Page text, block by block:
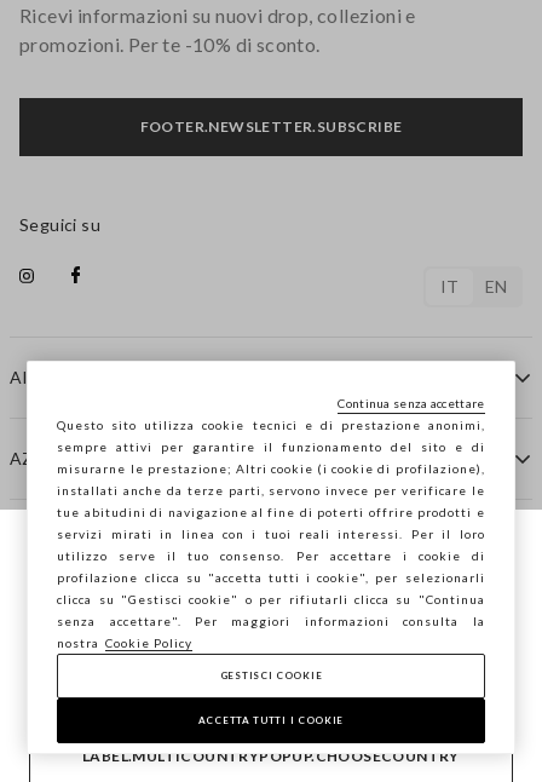
AIUTO
AZIENDA
CONTATTI
STEFANEL LOUNGE
Ricevi informazioni su nuovi drop, collezioni e
promozioni. Per te -10% di sconto.
FOOTER.NEWSLETTER.SUBSCRIBE
Seguici su
IT EN
Copyright © Ovs S.p.A. P.Iva 04240010274 - Cap. Soc.
290.923.470 -2.4.0
Stai navigando su STEFANEL Italia, vuoi
salvare la tua posizione?
CONFERMA
LABEL.MULTICOUNTRYPOPUP.CHOOSECOUNTRY
footer.item.country Italia
Questo sito utilizza cookie tecnici e di prestazione anonimi,
sempre attivi per garantire il funzionamento del sito e di
misurarne le prestazione; Altri cookie (i cookie di profilazione),
installati anche da terze parti, servono invece per verificare le
tue abitudini di navigazione al fine di poterti offrire prodotti e
servizi mirati in linea con i tuoi reali interessi. Per il loro
utilizzo serve il tuo consenso. Per accettare i cookie di
profilazione clicca su "accetta tutti i cookie", per selezionarli
clicca su "Gestisci cookie" o per rifiutarli clicca su "Continua
senza accettare". Per maggiori informazioni consulta la
nostra
Cookie Policy
GESTISCI COOKIE
ACCETTA TUTTI I COOKIE
Continua senza accettare